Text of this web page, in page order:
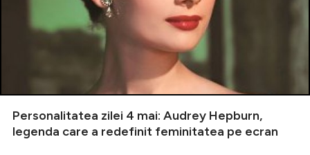
Personalitatea zilei 4 mai: Audrey Hepburn,
legenda care a redefinit feminitatea pe ecran